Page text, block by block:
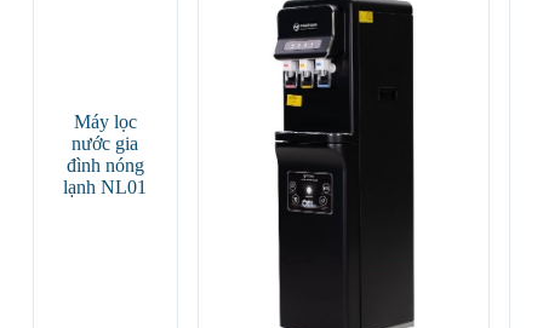
Máy lọc
nước gia
đình nóng
lạnh NL01